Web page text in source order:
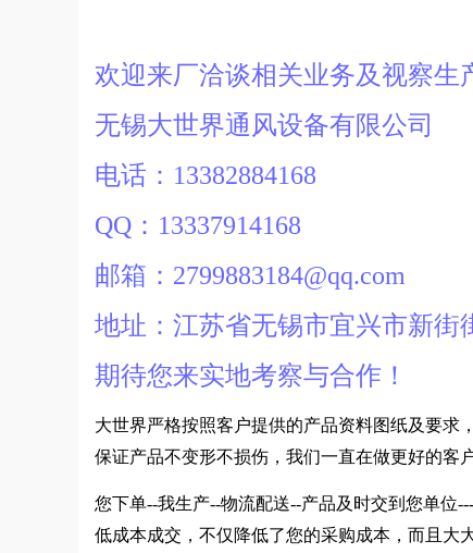
欢迎来厂洽谈相关业务及视察生
无锡大世界通风设备有限公司
电话：13382884168
QQ：13337914168
邮箱：2799883184@qq.com
地址：江苏省无锡市宜兴市新街
期待您来实地考察与合作！
大世界严格按照客户提供的产品资料图纸及要求
保证产品不变形不损伤，我们一直在做更好的客
您下单--我生产--物流配送--产品及时交到您单位
低成本成交，不仅降低了您的采购成本，而且大